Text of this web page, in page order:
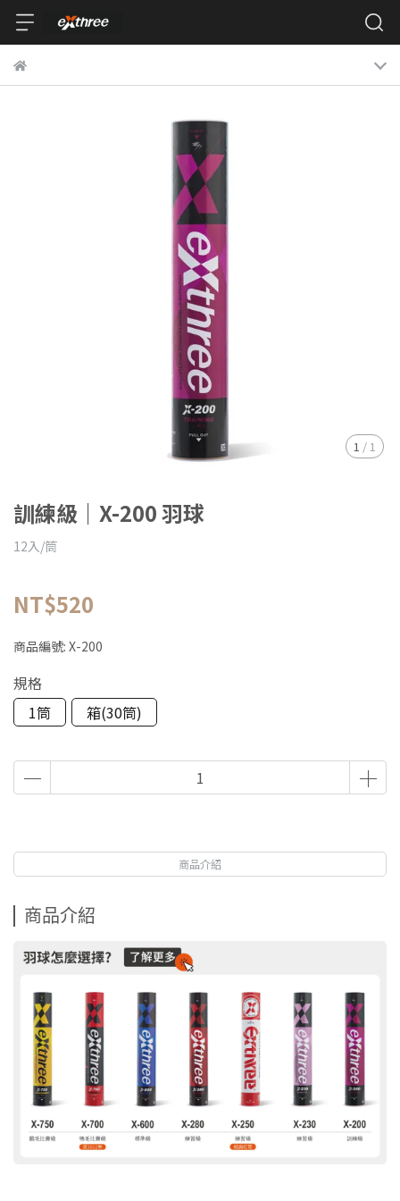
1 / 1
訓練級｜X-200 羽球
12入/筒
NT$520
商品編號: X-200
規格
1筒
箱(30筒)
商品介紹
商品介紹